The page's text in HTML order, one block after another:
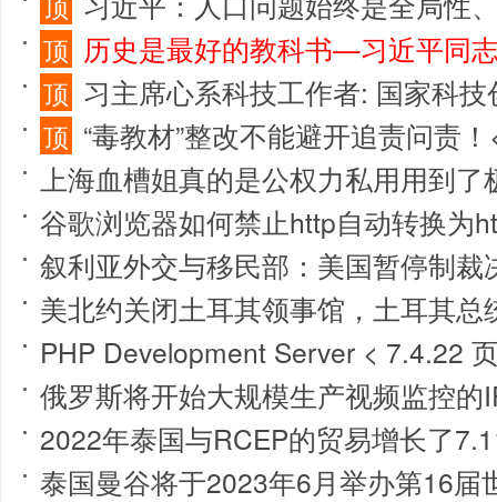
顶 历史是最好的教科书—习近平同志
顶 习主席心系科技工作者: 国家科
顶 “毒教材”整改不能避开追责问责
上海血槽姐真的是公权力私用用到了
谷歌浏览器如何禁止http自动转换为
叙利亚外交与移民部：美国暂停制裁决定
美北约关闭土耳其领事馆，土耳其
PHP Development Server < 7.4.22
俄罗斯将开始大规模生产视频监控的
2022年泰国与RCEP的贸易增长了
泰国曼谷将于2023年6月举办第16届